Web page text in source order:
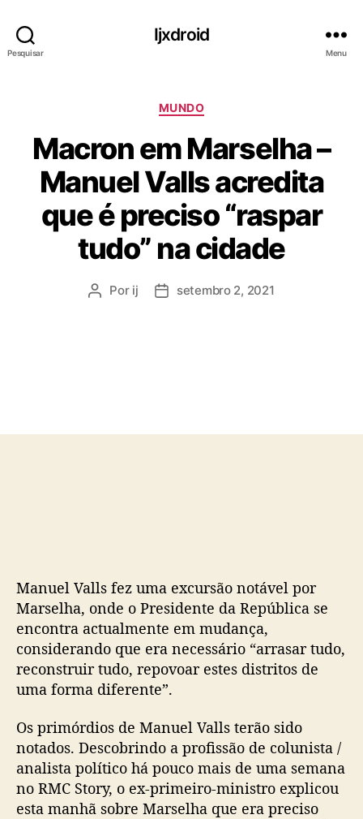
Pesquisar
Ijxdroid
Menu
C
e
g
o
r
i
a
s
MUNDO
Macron em Marselha –
Manuel Valls acredita
que é preciso “raspar
tudo” na cidade
A
o
Por ij
D
b
setembro 2, 2021
Manuel Valls fez uma excursão notável por
Marselha, onde o Presidente da República se
encontra actualmente em mudança,
considerando que era necessário “arrasar tudo,
reconstruir tudo, repovoar estes distritos de
uma forma diferente”.
Os primórdios de Manuel Valls terão sido
notados. Descobrindo a profissão de colunista /
analista político há pouco mais de uma semana
no RMC Story, o ex-primeiro-ministro explicou
esta manhã sobre Marselha que era preciso